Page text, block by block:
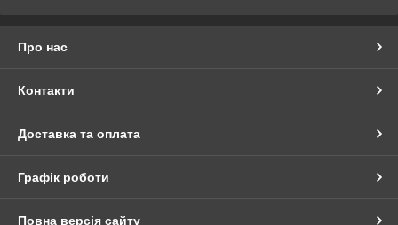
Про нас
Контакти
Доставка та оплата
Графік роботи
Повна версія сайту